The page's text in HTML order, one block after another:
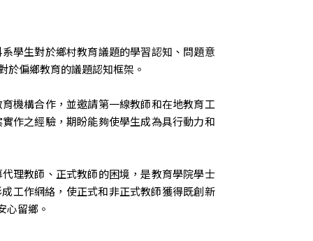
學生對於鄉村教育議題的學習認知、問題意
偏鄉教育的議題認知框架。
機構合作，並邀請第一線教師和在地教育工
作之經驗，期盼能夠使學生成為具行動力和
理教師、正式教師的困境，是教育學院學士
工作網絡，使正式和非正式教師獲得既創新
心留鄉。